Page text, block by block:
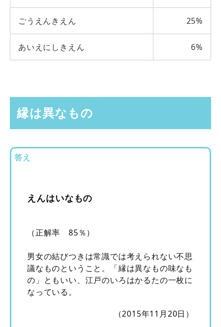
ごうえんきえん 25%
あいえにしきえん 6%
縁は異なもの
答え
えんはいなもの
（正解率 85％）
男女の結びつきは常識では考えられない不思
議なものということ。「縁は異なもの味なも
の」ともいい、江戸のいろはかるたの一枚に
なっている。
（2015年11月20日）